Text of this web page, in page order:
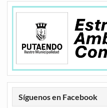
Síguenos en Facebook